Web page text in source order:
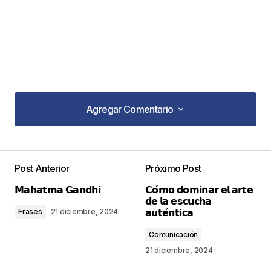
Agregar Comentario
Agregar Comentario
publicada. Los campos obligatorios están
Post Anterior
𝗠𝗮𝗵𝗮𝘁𝗺𝗮 𝗚𝗮𝗻𝗱𝗵𝗶
Frases 21 diciembre, 2024
Próximo Post
𝗖𝗼́𝗺𝗼 𝗱𝗼𝗺𝗶𝗻𝗮𝗿 𝗲𝗹 𝗮𝗿𝘁𝗲
𝗱𝗲 𝗹𝗮 𝗲𝘀𝗰𝘂𝗰𝗵𝗮
𝗮𝘂𝘁𝗲́𝗻𝘁𝗶𝗰𝗮
Comunicación
21 diciembre, 2024